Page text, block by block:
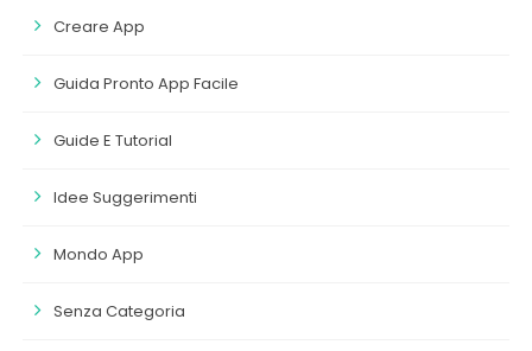
Creare App
Guida Pronto App Facile
Guide E Tutorial
Idee Suggerimenti
Mondo App
Senza Categoria